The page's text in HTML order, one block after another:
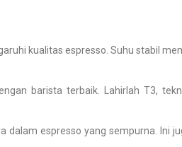
kualitas espresso. Suhu stabil
barista terbaik. Lahirlah T3,
espresso yang sempurna. Ini